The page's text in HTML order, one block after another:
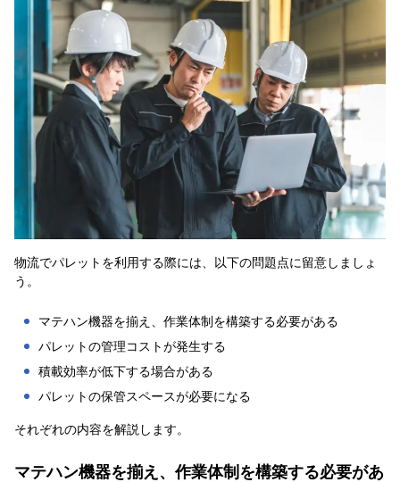
物流でパレットを利用する際には、以下の問題点に留意しましょ
う。
マテハン機器を揃え、作業体制を構築する必要がある
パレットの管理コストが発生する
積載効率が低下する場合がある
パレットの保管スペースが必要になる
それぞれの内容を解説します。
マテハン機器を揃え、作業体制を構築する必要があ